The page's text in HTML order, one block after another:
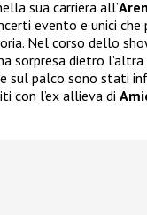
sua carriera all’
evento e unici
Nel corso dello
sorpresa dietro
sul palco sono stati
con l’ex allieva di